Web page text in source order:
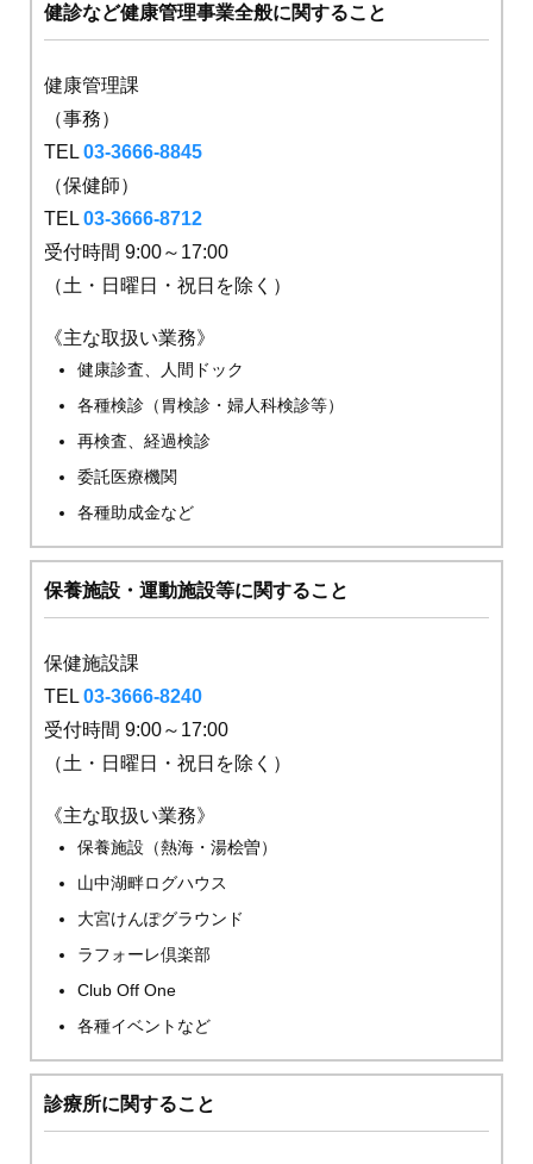
健診など健康管理事業全般に関すること
健康管理課
（事務）
TEL 03-3666-8845
（保健師）
TEL 03-3666-8712
受付時間 9:00～17:00
（土・日曜日・祝日を除く）
《主な取扱い業務》
健康診査、人間ドック
各種検診（胃検診・婦人科検診等）
再検査、経過検診
委託医療機関
各種助成金など
保養施設・運動施設等に関すること
保健施設課
TEL 03-3666-8240
受付時間 9:00～17:00
（土・日曜日・祝日を除く）
《主な取扱い業務》
保養施設（熱海・湯桧曽）
山中湖畔ログハウス
大宮けんぽグラウンド
ラフォーレ倶楽部
Club Off One
各種イベントなど
診療所に関すること